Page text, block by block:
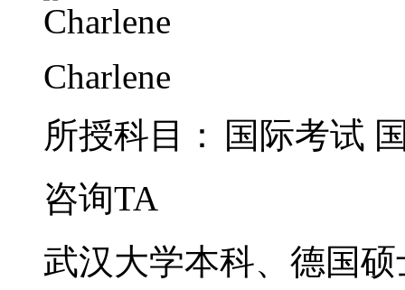
Charlene
所授科目：
国际考试
咨询TA
武汉大学本科、德国